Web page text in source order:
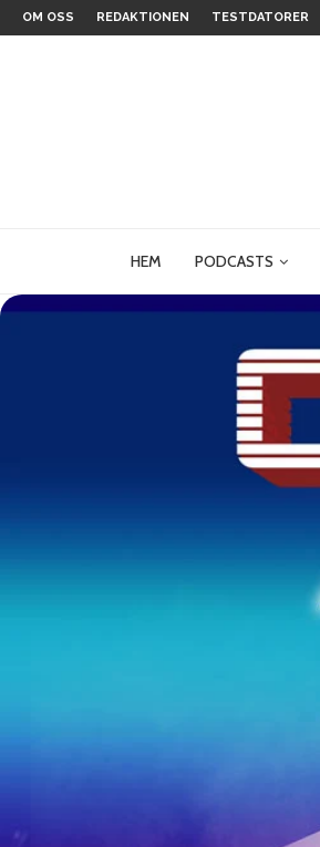
OM OSS REDAKTIONEN TESTDATORER
HEM PODCASTS